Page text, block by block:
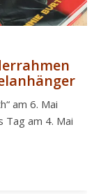
am 6. Mai
Tag am 4. Mai